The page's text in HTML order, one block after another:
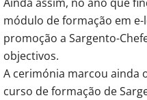
módulo de formação em
promoção a Sargento-
objectivos.
A cerimónia marcou ainda
curso de formação de